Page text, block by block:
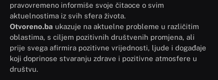
pravovremeno informiše svoje čitaoce o svim
aktuelnostima iz svih sfera života.
Otvoreno.ba ukazuje na aktuelne probleme u različitim
oblastima, s ciljem pozitivnih društvenih promjena, ali
prije svega afirmira pozitivne vrijednosti, ljude i događaje
koji doprinose stvaranju zdrave i pozitivne atmosfere u
društvu.